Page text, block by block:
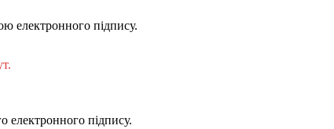
електронного підпису.
електронного підпису.